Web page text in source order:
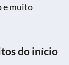
e muito
do início